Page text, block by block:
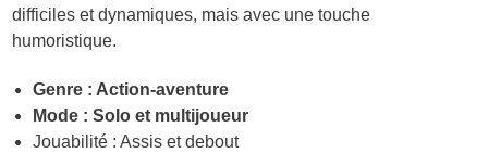
difficiles et dynamiques, mais avec une touche
humoristique.
Genre : Action-aventure
Mode : Solo et multijoueur
Jouabilité : Assis et debout